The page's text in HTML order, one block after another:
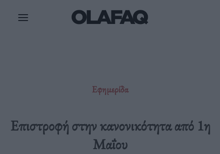
Εφημερίδα
Επιστροφή στην κανονικότητα από 1η
Μαΐου